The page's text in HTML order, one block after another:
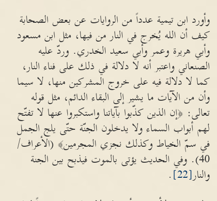
وأورد ابن تيمية عدداً من الروايات عن بعض الصحابة
كيف أن الله يُخرج في النار من فيها، مثل ابن مسعود
وأبي هريرة وعمر وأبي سعيد الخدري. وردّ عليه
الصنعاني واعتبر أنه لا دلالة في ذلك على فناء النار،
كما لا دلالة فيه على خروج المشركين منها، لا سيما
وأن من الآيات ما يشير إلى البقاء الدائم، مثل قوله
تعالى: ﴿إن الذين كذّبوا بآياتنا واستكبروا عنها لا تفتّح
لهم أبواب السماء ولا يدخلون الجنّة حتّى يلج الجمل
في سمّ الخياط وكذلك نجزي المجرمين﴾ (الأعراف/
40). وفي الحديث يؤتى بالموت فيذبح بين الجنة
والنار[22]
.